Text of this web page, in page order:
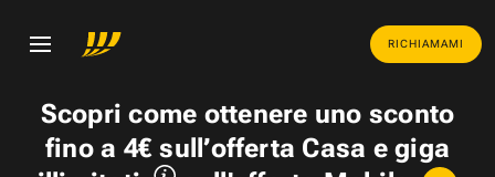
RICHIAMAMI
Scopri come ottenere uno sconto
fino a 4€ sull’offerta Casa egiga